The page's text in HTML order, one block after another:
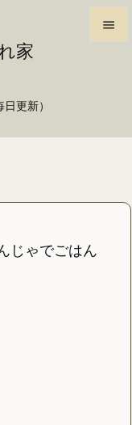
家
更新）


じゃでごはん